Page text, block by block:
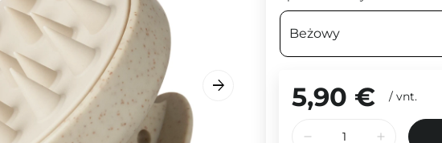
Beżowy
5,90 € / vnt.